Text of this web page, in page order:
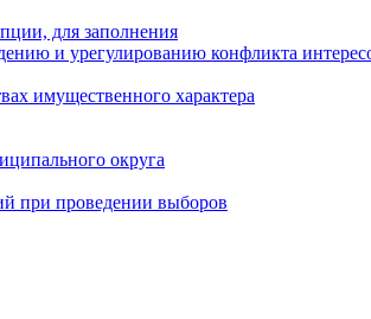
для заполнения
и урегулированию конфликта
имущественного характера
округа
при проведении выборов